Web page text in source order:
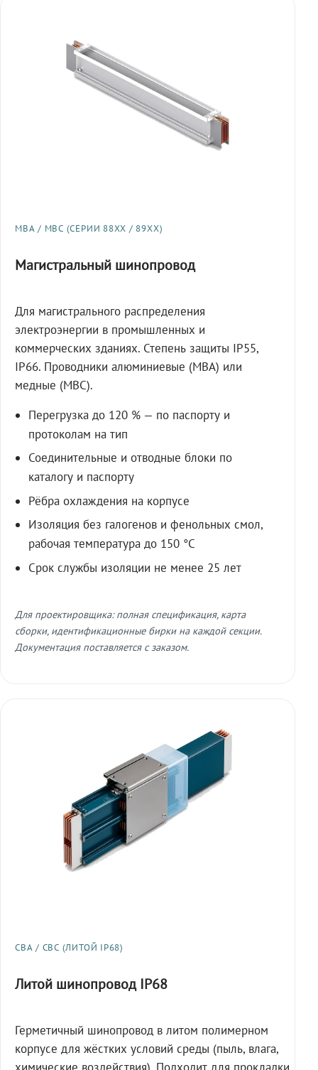
МВА / МВС (СЕРИИ 88XX / 89XX)
Магистральный шинопровод
Для магистрального распределения
электроэнергии в промышленных и
коммерческих зданиях. Степень защиты IP55,
IP66. Проводники алюминиевые (МВА) или
медные (МВС).
Перегрузка до 120 % — по паспорту и
протоколам на тип
Соединительные и отводные блоки по
каталогу и паспорту
Рёбра охлаждения на корпусе
Изоляция без галогенов и фенольных смол,
рабочая температура до 150 °C
Срок службы изоляции не менее 25 лет
Для проектировщика: полная спецификация, карта
сборки, идентификационные бирки на каждой секции.
Документация поставляется с заказом.
СВА / СВС (ЛИТОЙ IP68)
Литой шинопровод IP68
Герметичный шинопровод в литом полимерном
корпусе для жёстких условий среды (пыль, влага,